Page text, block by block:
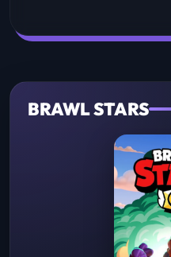
BRAWL STARS